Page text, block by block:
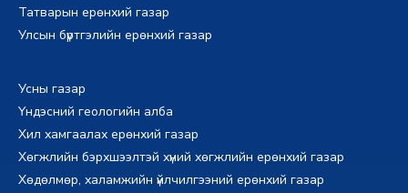
Татварын ерөнхий газар
Улсын бүртгэлийн ерөнхий газар
Усны газар
Үндэсний геологийн алба
Хил хамгаалах ерөнхий газар
Хөгжлийн бэрхшээлтэй хүний хөгжлийн ерөнхий газар
Хөдөлмөр, халамжийн үйлчилгээний ерөнхий газар